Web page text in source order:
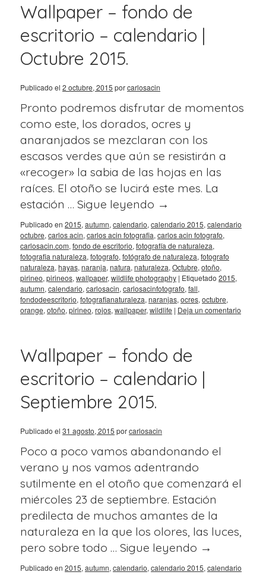
Wallpaper – fondo de
escritorio – calendario |
Octubre 2015.
Publicado el 2 octubre, 2015 porcarlosacin
Pronto podremos disfrutar de momentos
como este, los dorados, ocres y
anaranjados se mezclaran con los
escasos verdes que aún se resistirán a
«recoger» la sabia de las hojas en las
raíces. El otoño se lucirá este mes. La
estación … Sigue leyendo →
Publicado en 2015, autumn, calendario, calendario 2015, calendario
octubre, carlos acin, carlos acin fotografia, carlos acin fotografo,
carlosacin.com, fondo de escritorio, fotografía de naturaleza,
fotografia naturaleza, fotografo, fotógrafo de naturaleza, fotografo
naturaleza, hayas, naranja, natura, naturaleza, Octubre, otoño,
pirineo, pirineos, wallpaper, wildlife photography | Etiquetado 2015,
autumn, calendario, carlosacin, carlosacinfotografo, fall,
fondodeescritorio, fotografianaturaleza, naranjas, ocres, octubre,
orange, otoño, pirineo, rojos, wallpaper, wildlife | Deja un comentario
Wallpaper – fondo de
escritorio – calendario |
Septiembre 2015.
Publicado el 31 agosto, 2015 porcarlosacin
Poco a poco vamos abandonando el
verano y nos vamos adentrando
sutilmente en el otoño que comenzará el
miércoles 23 de septiembre. Estación
predilecta de muchos amantes de la
naturaleza en la que los olores, las luces,
pero sobre todo … Sigue leyendo →
Publicado en 2015, autumn, calendario, calendario 2015, calendario